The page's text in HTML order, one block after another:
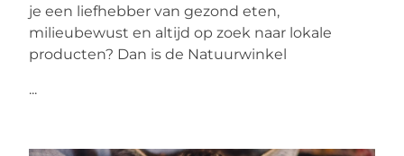
je een liefhebber van gezond eten,
milieubewust en altijd op zoek naar lokale
producten? Dan is de Natuurwinkel
...